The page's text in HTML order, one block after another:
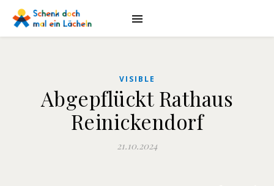
VISIBLE
Abgepflückt Rathaus
Reinickendorf
21.10.2024